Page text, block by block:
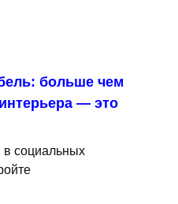
больше чем
— это
в социальных